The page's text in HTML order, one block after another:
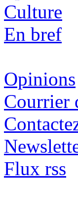
Culture
En bref
Opinions
Courrier
Flux rss